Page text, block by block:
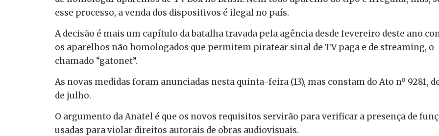
esse processo, a venda dos dispositivos é ilegal no país.
A decisão é mais um capítulo da batalha travada pela agência desde fevereiro deste ano
os aparelhos não homologados que permitem piratear sinal de TV paga e de streaming, o
chamado “gatonet”.
As novas medidas foram anunciadas nesta quinta-feira (13), mas constam do Ato nº 9281,
de julho.
O argumento da Anatel é que os novos requisitos servirão para verificar a presença de
usadas para violar direitos autorais de obras audiovisuais.